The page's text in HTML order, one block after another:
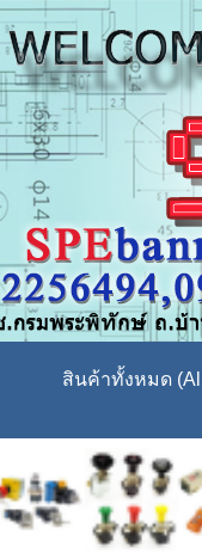
สินค้าทั้งหมด